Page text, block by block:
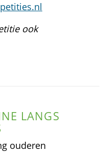
ook
LANGS
ouderen